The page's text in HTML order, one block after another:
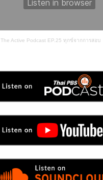
The Active Podcast EP.25 ทุกข์จากการสอบ